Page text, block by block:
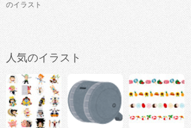
のイラスト
人気のイラスト